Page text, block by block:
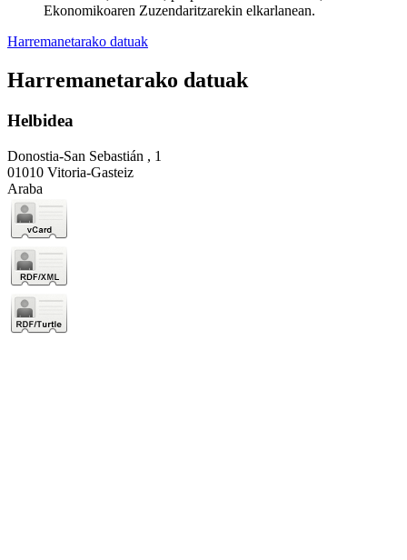
Ekonomikoaren Zuzendaritzarekin elkarlanean.
Harremanetarako datuak
Harremanetarako datuak
Helbidea
Donostia-San Sebastián , 1
01010 Vitoria-Gasteiz
Araba